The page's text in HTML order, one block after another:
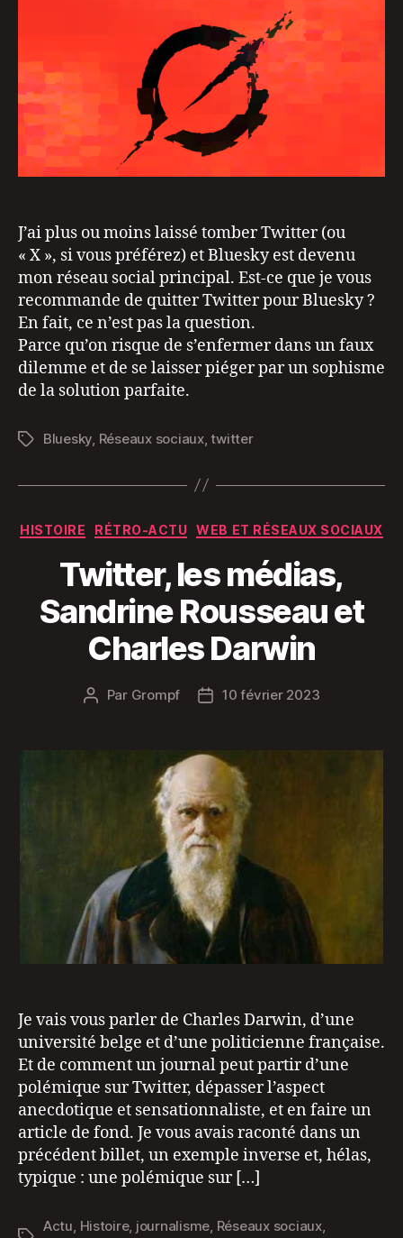
J’ai plus ou moins laissé tomber Twitter (ou
« X », si vous préférez) et Bluesky est devenu
mon réseau social principal. Est-ce que je vous
recommande de quitter Twitter pour Bluesky ?
En fait, ce n’est pas la question.
Parce qu’on risque de s’enfermer dans un faux
dilemme et de se laisser piéger par un sophisme
de la solution parfaite.
Étiquettes
Bluesky Réseaux sociaux,twitter
Catégories
HISTOIRE RÉTRO-ACTU WEB ET RÉSEAUX SOCIAUX
Twitter, les médias,
Sandrine Rousseau et
Charles Darwin
Auteur
Par Grompf
Date10 février 2023
Je vais vous parler de Charles Darwin, d’une
université belge et d’une politicienne française.
Et de comment un journal peut partir d’une
polémique sur Twitter, dépasser l’aspect
anecdotique et sensationnaliste, et en faire un
article de fond. Je vous avais raconté dans un
précédent billet, un exemple inverse et, hélas,
typique : une polémique sur […]
Actu, Histoire, journalisme, Réseaux sociaux,